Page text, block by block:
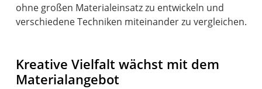
ohne großen Materialeinsatz zu entwickeln und
verschiedene Techniken miteinander zu vergleichen.
Kreative Vielfalt wächst mit dem
Materialangebot